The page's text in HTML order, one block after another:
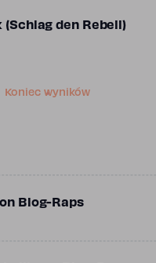
(Schlag den Rebell)
Koniec wyników
Blog-Raps